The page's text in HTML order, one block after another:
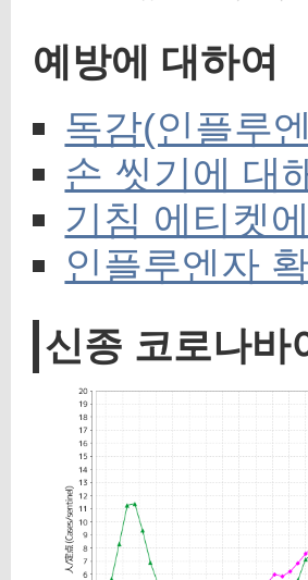
예방에 대하여
독감(인플루
손 씻기에 대
기침 에티켓
인플루엔자
신종 코로나바